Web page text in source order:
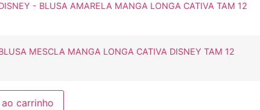
- BLUSA AMARELA MANGA LONGA CATIVA TAM 12
MESCLA MANGA LONGA CATIVA DISNEY TAM 12
carrinho